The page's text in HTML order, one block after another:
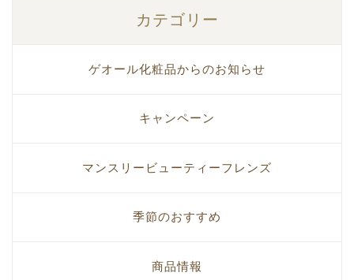
カテゴリー
ゲオール化粧品からのお知らせ
キャンペーン
マンスリービューティーフレンズ
季節のおすすめ
商品情報